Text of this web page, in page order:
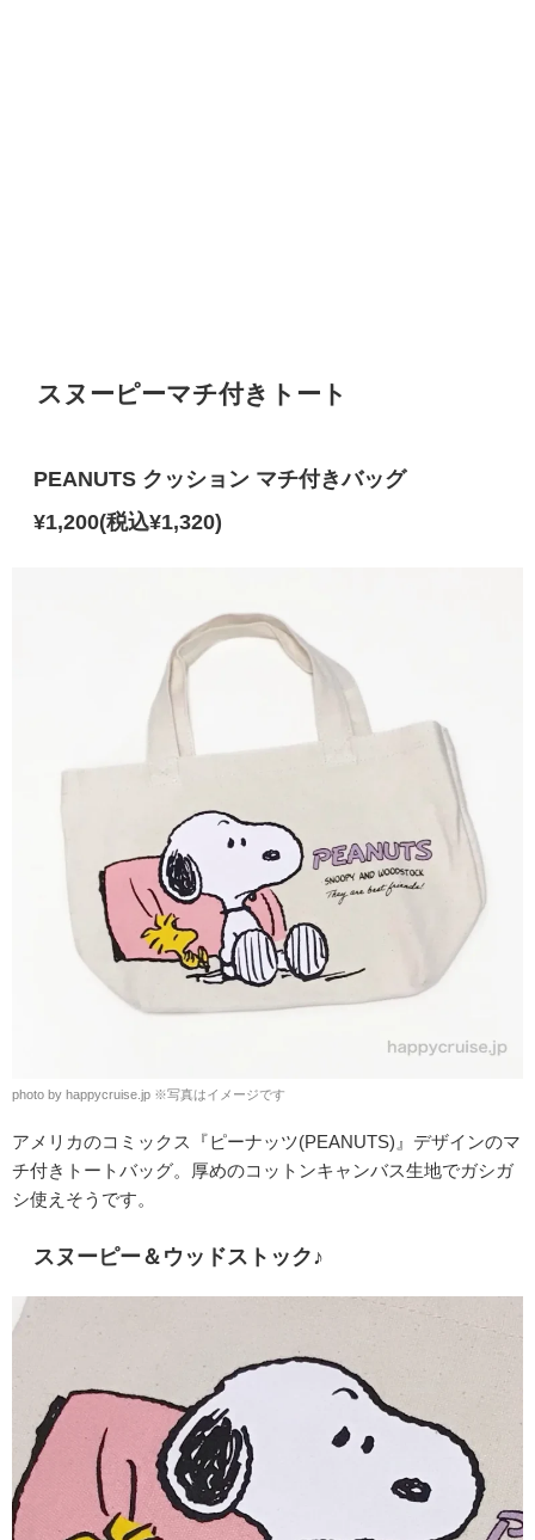
スヌーピーマチ付きトート
PEANUTS クッション マチ付きバッグ
¥1,200(税込¥1,320)
photo by happycruise.jp ※写真はイメージです
アメリカのコミックス『ピーナッツ(PEANUTS)』デザインのマ
チ付きトートバッグ。厚めのコットンキャンバス生地でガシガ
シ使えそうです。
スヌーピー＆ウッドストック♪